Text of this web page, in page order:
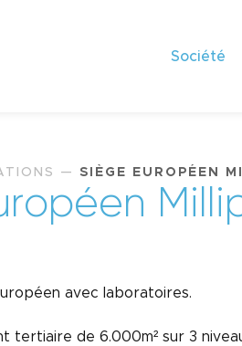
Société
— SIÈGE EUROPÉEN
ropéen Milli
avec laboratoires.
tertiaire de 6.000m² sur 3